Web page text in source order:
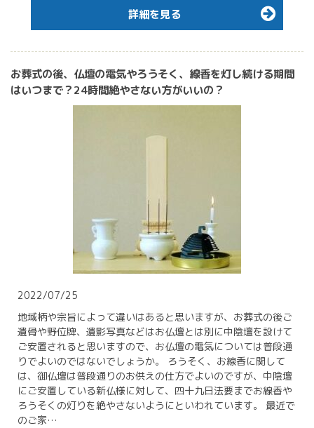
詳細を見る
お葬式の後、仏壇の電気やろうそく、線香を灯し続ける期間
はいつまで？24時間絶やさない方がいいの？
2022/07/25
地域柄や宗旨によって違いはあると思いますが、お葬式の後ご
遺骨や野位牌、遺影写真などはお仏壇とは別に中陰壇を設けて
ご安置されると思いますので、お仏壇の電気については普段通
りでよいのではないでしょうか。 ろうそく、お線香に関して
は、御仏壇は普段通りのお供えの仕方でよいのですが、中陰壇
にご安置している新仏様に対して、四十九日法要までお線香や
ろうそくの灯りを絶やさないようにといわれています。 最近で
のご家…